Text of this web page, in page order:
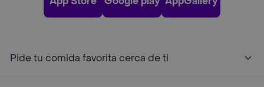
Pide tu comida favorita cerca de ti